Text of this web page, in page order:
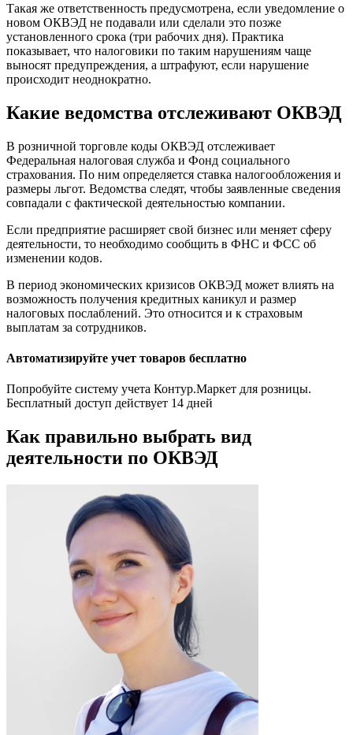
Такая же ответственность предусмотрена, если уведомление о
новом ОКВЭД не подавали или сделали это позже
установленного срока (три рабочих дня). Практика
показывает, что налоговики по таким нарушениям чаще
выносят предупреждения, а штрафуют, если нарушение
происходит неоднократно.
Какие ведомства отслеживают ОКВЭД
В розничной торговле коды ОКВЭД отслеживает
Федеральная налоговая служба и Фонд социального
страхования. По ним определяется ставка налогообложения и
размеры льгот. Ведомства следят, чтобы заявленные сведения
совпадали с фактической деятельностью компании.
Если предприятие расширяет свой бизнес или меняет сферу
деятельности, то необходимо сообщить в ФНС и ФСС об
изменении кодов.
В период экономических кризисов ОКВЭД может влиять на
возможность получения кредитных каникул и размер
налоговых послаблений. Это относится и к страховым
выплатам за сотрудников.
Автоматизируйте учет товаров бесплатно
Попробуйте систему учета Контур.Маркет для розницы.
Бесплатный доступ действует 14 дней
Как правильно выбрать вид
деятельности по ОКВЭД